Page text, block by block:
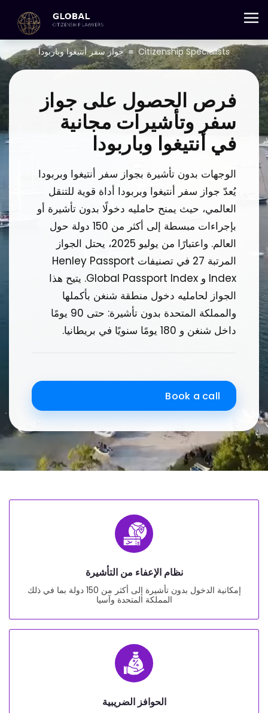
+357 25 059 684
Citizenship Specialists
≡جواز سفر أنتيغوا وباربودا
فرص الحصول على جواز
سفر وتأشيرات مجانية
في أنتيغوا وباربودا
الوجهات بدون تأشيرة بجواز سفر أنتيغوا وبربودا
يُعدّ جواز سفر أنتيغوا وبربودا أداة قوية للتنقل
العالمي، حيث يمنح حامليه دخولًا بدون تأشيرة أو
بإجراءات مبسطة إلى أكثر من 150 دولة حول
العالم. واعتبارًا من يوليو 2025، يحتل الجواز
المرتبة 27 في تصنيفات Henley Passport
Index و Global Passport Index. يتيح هذا
الجواز لحامليه دخول منطقة شنغن بأكملها
والمملكة المتحدة بدون تأشيرة: حتى 90 يومًا
داخل شنغن و 180 يومًا سنويًا في بريطانيا.
Book a call
نظام الإعفاء من التأشيرة
إمكانية الدخول بدون تأشيرة إلى أكثر من 150 دولة بما في ذلك
المملكة المتحدة وآسيا
الحوافز الضريبية